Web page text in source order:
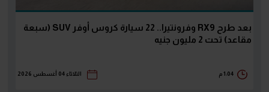
بعد طرح RX9 وفرونتيرا.. 22 سيارة كروس أوفر SUV (سبعة
مقاعد) تحت 2 مليون جنيه
1:04 م الثلاثاء 04 أغسطس 2026